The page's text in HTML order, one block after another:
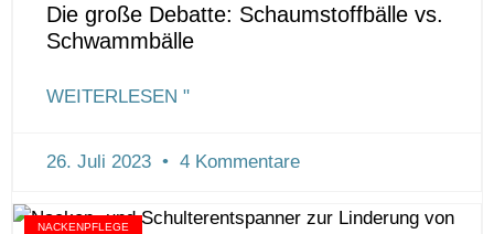
Die große Debatte: Schaumstoffbälle vs.
Schwammbälle
WEITERLESEN "
26. Juli 2023 4 Kommentare
NACKENPFLEGE